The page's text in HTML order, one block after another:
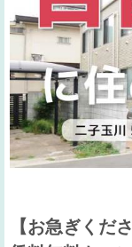
【お急ぎくだ